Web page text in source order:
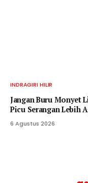
INDRAGIRI HILIR
Jangan Buru Monyet
Picu Serangan Lebih
6 Agustus 2026